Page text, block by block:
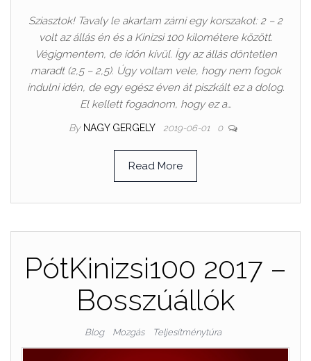
Sziasztok! Tavaly le akartam zárni egy korszakot: 2 – 2
volt az állás én és a Kinizsi 100 kilométere között.
Végigmentem, de időn kívül. Így az állás döntetlen
maradt (2,5 – 2,5). Úgy voltam vele, hogy nem fogok
indulni idén, de egy egész éven át piszkált ez a dolog.
El kellett fogadnom, hogy ez a…
By NAGY GERGELY 2019-06-01 0
Read More
PótKinizsi100 2017 –
Bosszúállók
Blog Mozgás Teljesítménytúra